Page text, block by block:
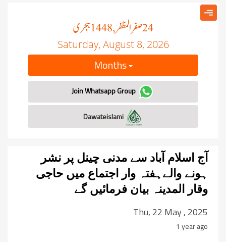
24صفر المظفر, 1448 ہجری
Saturday, August 8, 2026
Months
Join Whatsapp Group
آج اسلام آباد سے مدنی چینل پر نشر
ہونے والےہفتہ وار اجتماع میں حاجی
وقار المدینہ بیان فرمائیں گے
Thu, 22 May , 2025
1 year ago